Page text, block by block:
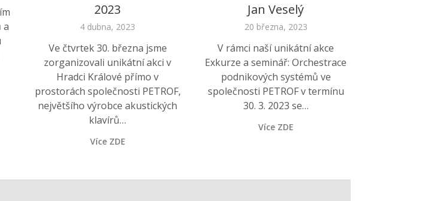
a
2023
4 dubna, 2023
Ve čtvrtek 30. března jsme
zorganizovali unikátní akci v
Hradci Králové přímo v
prostorách společnosti PETROF,
největšího výrobce akustických
klavírů…
Více ZDE
Jan Veselý
20 března, 2023
V rámci naší unikátní akce
Exkurze a seminář: Orchestrace
podnikových systémů ve
společnosti PETROF v termínu
30. 3. 2023 se…
Více ZDE